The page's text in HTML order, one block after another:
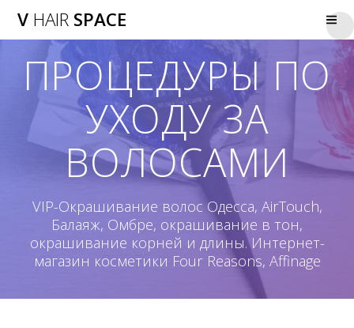
V HAIR SPACE
ПРОЦЕДУРЫ ПО
УХОДУ ЗА
ВОЛОСАМИ
VIP-Окрашивание волос Одесса, AirTouch,
Балаяж, Омбре, окрашивание в тон,
окрашивание корней и длины. Интернет-
магазин косметики Four Reasons, Affinage